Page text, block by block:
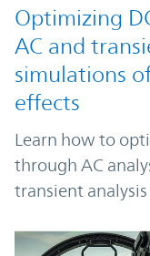
Optimizing
AC and
simulations
effects
Learn how to
through AC
transient